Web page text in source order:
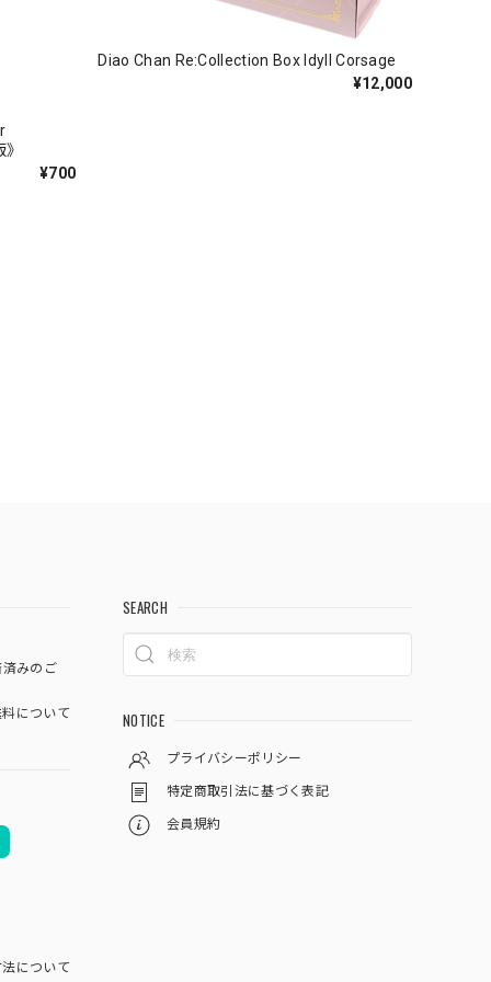
¥700
Diao Chan Re:Collection Box Idyll Corsage
¥12,000
みのご
について
について
SEARCH
NOTICE
プライバシーポリシー
特定商取引法に基づく表記
会員規約